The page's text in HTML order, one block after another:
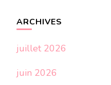
ARCHIVES
juillet 2026
juin 2026